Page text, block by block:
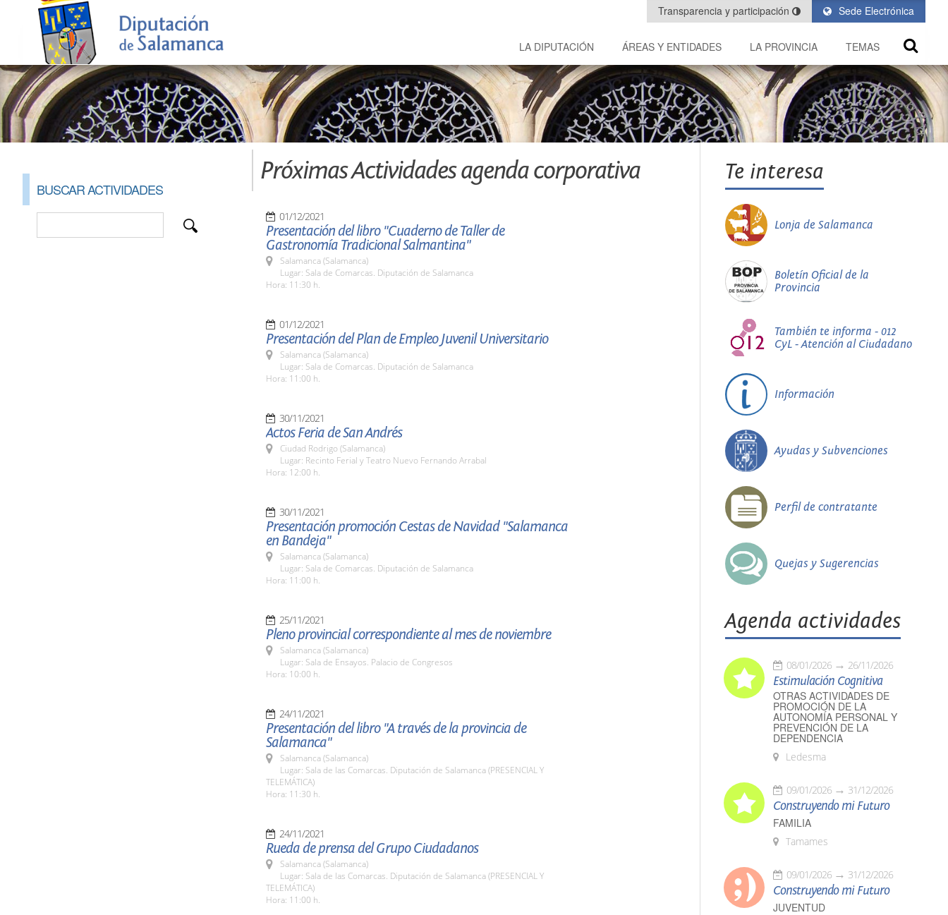
Sede Electrónica
Transparencia y participación
LA DIPUTACIÓN ÁREAS Y ENTIDADES LA PROVINCIA TEMAS
BUSCAR ACTIVIDADES
Próximas Actividades agenda corporativa
01/12/2021
Presentación del libro "Cuaderno de Taller de
Gastronomía Tradicional Salmantina"
Salamanca (Salamanca)
Lugar: Sala de Comarcas. Diputación de Salamanca
Hora: 11:30 h.
01/12/2021
Presentación del Plan de Empleo Juvenil Universitario
Salamanca (Salamanca)
Lugar: Sala de Comarcas. Diputación de Salamanca
Hora: 11:00 h.
30/11/2021
Actos Feria de San Andrés
Ciudad Rodrigo (Salamanca)
Lugar: Recinto Ferial y Teatro Nuevo Fernando Arrabal
Hora: 12:00 h.
30/11/2021
Presentación promoción Cestas de Navidad "Salamanca
en Bandeja"
Salamanca (Salamanca)
Lugar: Sala de Comarcas. Diputación de Salamanca
Hora: 11:00 h.
25/11/2021
Pleno provincial correspondiente al mes de noviembre
Salamanca (Salamanca)
Lugar: Sala de Ensayos. Palacio de Congresos
Hora: 10:00 h.
24/11/2021
Presentación del libro "A través de la provincia de
Salamanca"
Salamanca (Salamanca)
Lugar: Sala de las Comarcas. Diputación de Salamanca (PRESENCIAL Y
TELEMÁTICA)
Hora: 11:30 h.
24/11/2021
Rueda de prensa del Grupo Ciudadanos
Salamanca (Salamanca)
Lugar: Sala de las Comarcas. Diputación de Salamanca (PRESENCIAL Y
TELEMÁTICA)
Hora: 11:00 h.
Te interesa
Lonja de Salamanca
Boletín Oficial de la
Provincia
También te informa - 012
CyL - Atención al Ciudadano
Información
Ayudas y Subvenciones
Perfil de contratante
Quejas y Sugerencias
Agenda actividades
08/01/2026 26/11/2026
Estimulación Cognitiva
OTRAS ACTIVIDADES DE
PROMOCIÓN DE LA
AUTONOMÍA PERSONAL Y
PREVENCIÓN DE LA
DEPENDENCIA
Ledesma
09/01/2026 31/12/2026
Construyendo mi Futuro
FAMILIA
Tamames
09/01/2026 31/12/2026
Construyendo mi Futuro
JUVENTUD